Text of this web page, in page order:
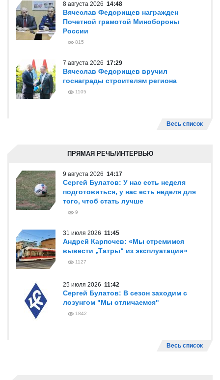
8 августа 2026 14:48
Вячеслав Федорищев награжден
Почетной грамотой Минобороны
России
815
7 августа 2026 17:29
Вячеслав Федорищев вручил
госнаграды строителям региона
1105
Весь список
ПРЯМАЯ РЕЧЬ/ИНТЕРВЬЮ
9 августа 2026 14:17
Сергей Булатов: У нас есть неделя
подготовиться, у нас есть неделя для
того, чтоб стать лучше
9
31 июля 2026 11:45
Андрей Карпочев: «Мы стремимся
вывести „Татры“ из эксплуатации»
1127
25 июля 2026 11:42
Сергей Булатов: В сезон заходим с
лозунгом "Мы отличаемся"
1842
Весь список